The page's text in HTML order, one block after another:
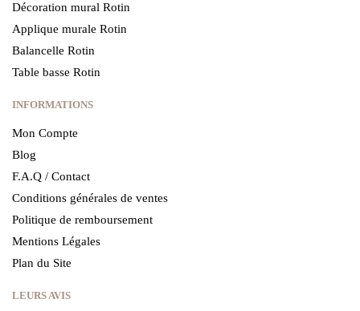
Décoration mural Rotin
Applique murale Rotin
Balancelle Rotin
Table basse Rotin
INFORMATIONS
Mon Compte
Blog
F.A.Q / Contact
Conditions générales de ventes
Politique de remboursement
Mentions Légales
Plan du Site
LEURS AVIS